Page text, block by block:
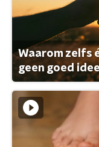
Waarom zelfs
geen goed